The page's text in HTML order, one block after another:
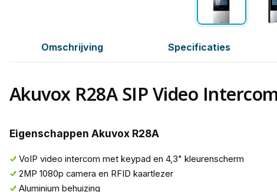
Omschrijving Specificaties
Akuvox R28A SIP Video
Eigenschappen Akuvox R28A
VoIP video intercom met keypad en 4,3" kleurenscherm
2MP 1080p camera en RFID kaartlezer
Aluminium behuizing